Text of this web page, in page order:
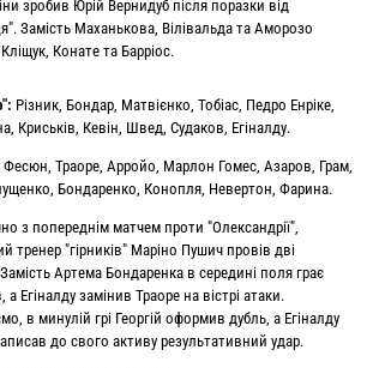
зробив Юрій Вернидуб після поразки від
Замість Маханькова, Вілівальда та Аморозо
Конате та Барріос.
Різник, Бондар, Матвієнко, Тобіас, Педро Енріке,
Криськів, Кевін, Швед, Судаков, Егіналду.
Фесюн, Траоре, Арройо, Марлон Гомес, Азаров, Грам,
Бондаренко, Конопля, Невертон, Фарина.
з попереднім матчем проти "Олександрії",
тренер "гірників" Маріно Пушич провів дві
Артема Бондаренка в середині поля грає
а Егіналду замінив Траоре на вістрі атаки.
в минулій грі Георгій оформив дубль, а Егіналду
до свого активу результативний удар.